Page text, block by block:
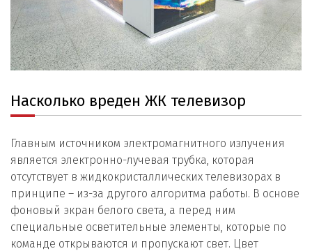
Насколько вреден ЖК телевизор
Главным источником электромагнитного излучения
является электронно-лучевая трубка, которая
отсутствует в жидкокристаллических телевизорах в
принципе – из-за другого алгоритма работы. В основе
фоновый экран белого света, а перед ним
специальные осветительные элементы, которые по
команде открываются и пропускают свет. Цвет